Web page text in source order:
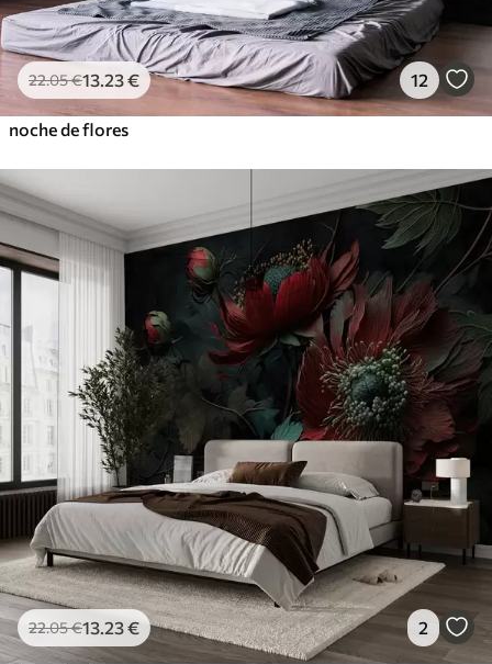
22.05€13 .23€ 12
noche de flores
22.05€13 .23€ 2